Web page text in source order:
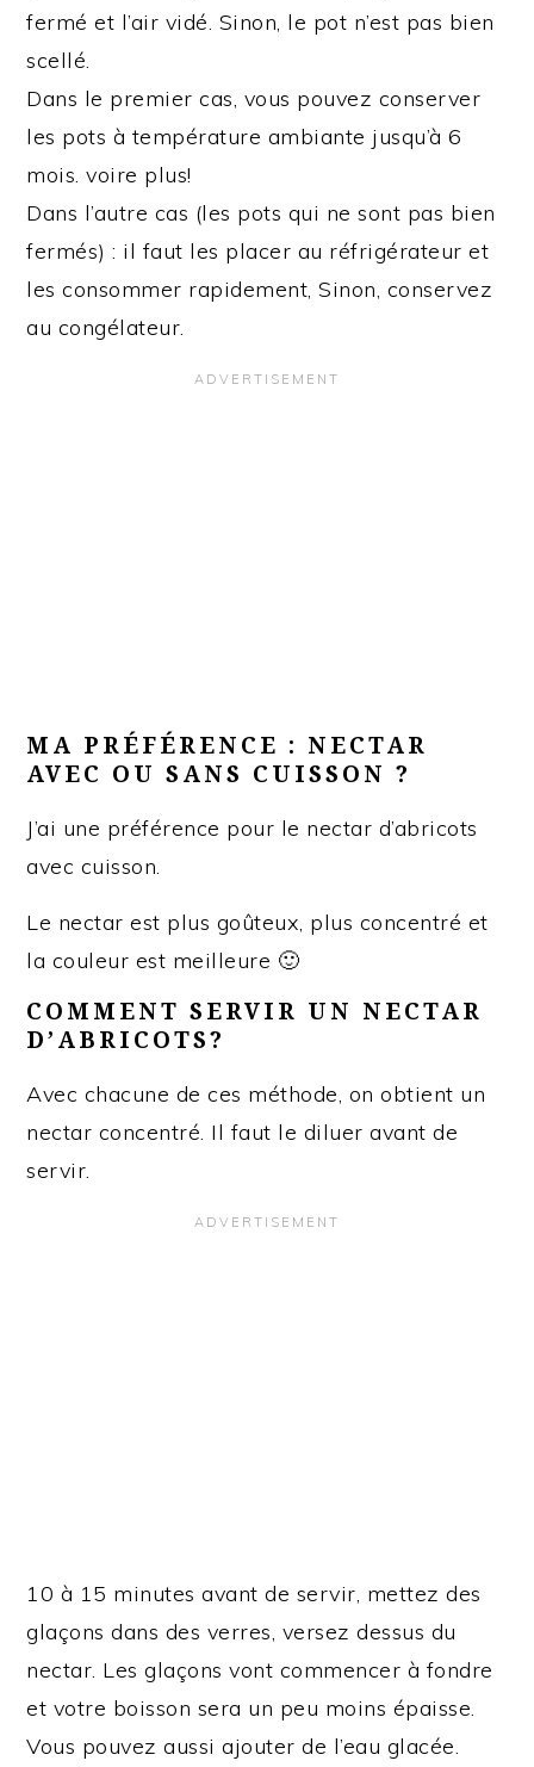
fermé et l’air vidé. Sinon, le pot n’est pas bien
scellé.
Dans le premier cas, vous pouvez conserver
les pots à température ambiante jusqu’à 6
mois. voire plus!
Dans l’autre cas (les pots qui ne sont pas bien
fermés) : il faut les placer au réfrigérateur et
les consommer rapidement, Sinon, conservez
au congélateur.
MA PRÉFÉRENCE : NECTAR
AVEC OU SANS CUISSON ?
J’ai une préférence pour le nectar d’abricots
avec cuisson.
Le nectar est plus goûteux, plus concentré et
la couleur est meilleure 🙂
COMMENT SERVIR UN NECTAR
D’ABRICOTS?
Avec chacune de ces méthode, on obtient un
nectar concentré. Il faut le diluer avant de
servir.
10 à 15 minutes avant de servir, mettez des
glaçons dans des verres, versez dessus du
nectar. Les glaçons vont commencer à fondre
et votre boisson sera un peu moins épaisse.
Vous pouvez aussi ajouter de l’eau glacée.